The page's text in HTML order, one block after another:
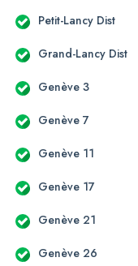
Petit-Lancy Dist
Grand-Lancy Dist
Genève 3
Genève 7
Genève 11
Genève 17
Genève 21
Genève 26